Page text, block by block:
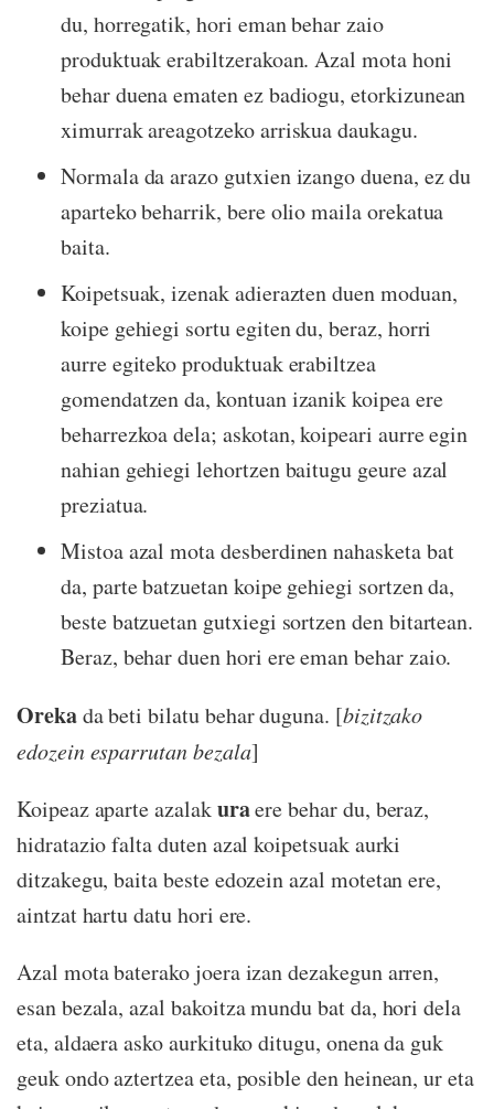
du, horregatik, hori eman behar zaio
produktuak erabiltzerakoan. Azal mota honi
behar duena ematen ez badiogu, etorkizunean
ximurrak areagotzeko arriskua daukagu.
Normala da arazo gutxien izango duena, ez du
aparteko beharrik, bere olio maila orekatua
baita.
Koipetsuak, izenak adierazten duen moduan,
koipe gehiegi sortu egiten du, beraz, horri
aurre egiteko produktuak erabiltzea
gomendatzen da, kontuan izanik koipea ere
beharrezkoa dela; askotan, koipeari aurre egin
nahian gehiegi lehortzen baitugu geure azal
preziatua.
Mistoa azal mota desberdinen nahasketa bat
da, parte batzuetan koipe gehiegi sortzen da,
beste batzuetan gutxiegi sortzen den bitartean.
Beraz, behar duen hori ere eman behar zaio.
Orekada beti bilatu behar duguna. [bizitzako
edozein esparrutan bezala]
Koipeaz aparte azalakuraere behar du, beraz,
hidratazio falta duten azal koipetsuak aurki
ditzakegu, baita beste edozein azal motetan ere,
aintzat hartu datu hori ere.
Azal mota baterako joera izan dezakegun arren,
esan bezala, azal bakoitza mundu bat da, hori dela
eta, aldaera asko aurkituko ditugu, onena da guk
geuk ondo aztertzea eta, posible den heinean, ur eta